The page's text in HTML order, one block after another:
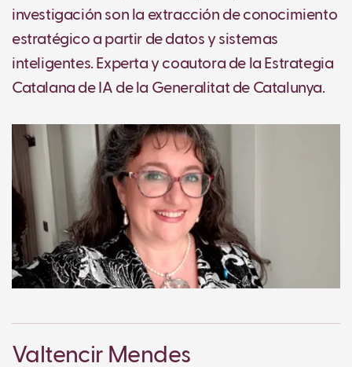
investigación son la extracción de conocimiento
estratégico a partir de datos y sistemas
inteligentes. Experta y coautora de la Estrategia
Catalana de IA de la Generalitat de Catalunya.
Valtencir Mendes